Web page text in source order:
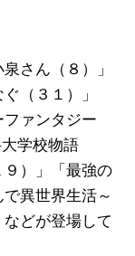
さん（８）」
（３１）」
ファンタジー
学校物語
９）」「最強の
異世界生活～
どが登場して